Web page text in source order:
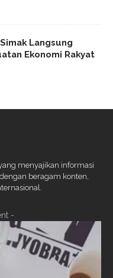
Langsung
Ekonomi Rakyat
menyajikan informasi
beragam konten,
-